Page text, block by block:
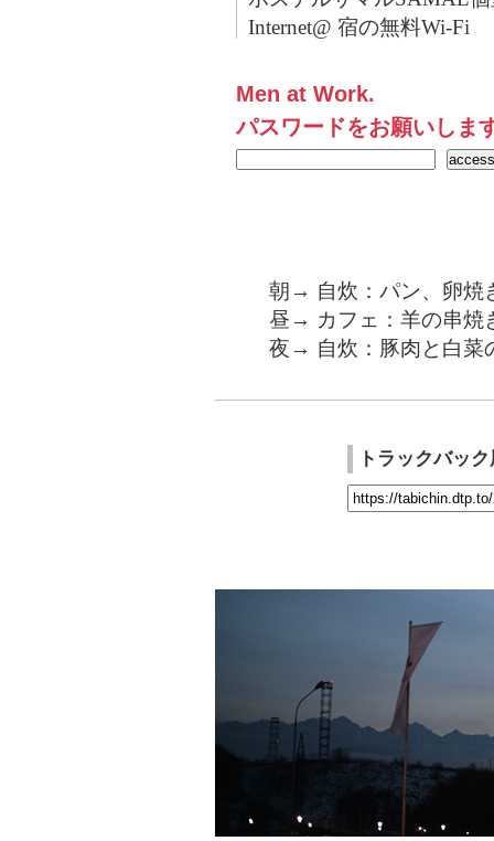
Internet@ 宿の無料Wi-Fi
Men at Work.
パスワードをお願いしま
朝→ 自炊：パン、卵焼
昼→ カフェ：羊の串焼
夜→ 自炊：豚肉と白菜
トラックバッ